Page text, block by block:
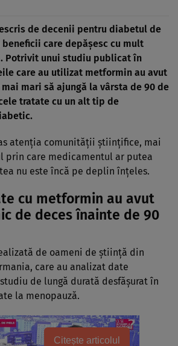
de decenii pentru diabetul de
care depășesc cu mult
Potrivit unui studiu publicat în
care au utilizat metformin au avut
mari să ajungă la vârsta de 90 de
tratate cu un alt tip de
atenția comunității științifice, mai
prin care medicamentul ar putea
nu este încă pe deplin înțeles.
cu metformin au avut
de deces înainte de 90
de oameni de știință din
care au analizat date
de lungă durată desfășurat în
la menopauză.
Citește articolul